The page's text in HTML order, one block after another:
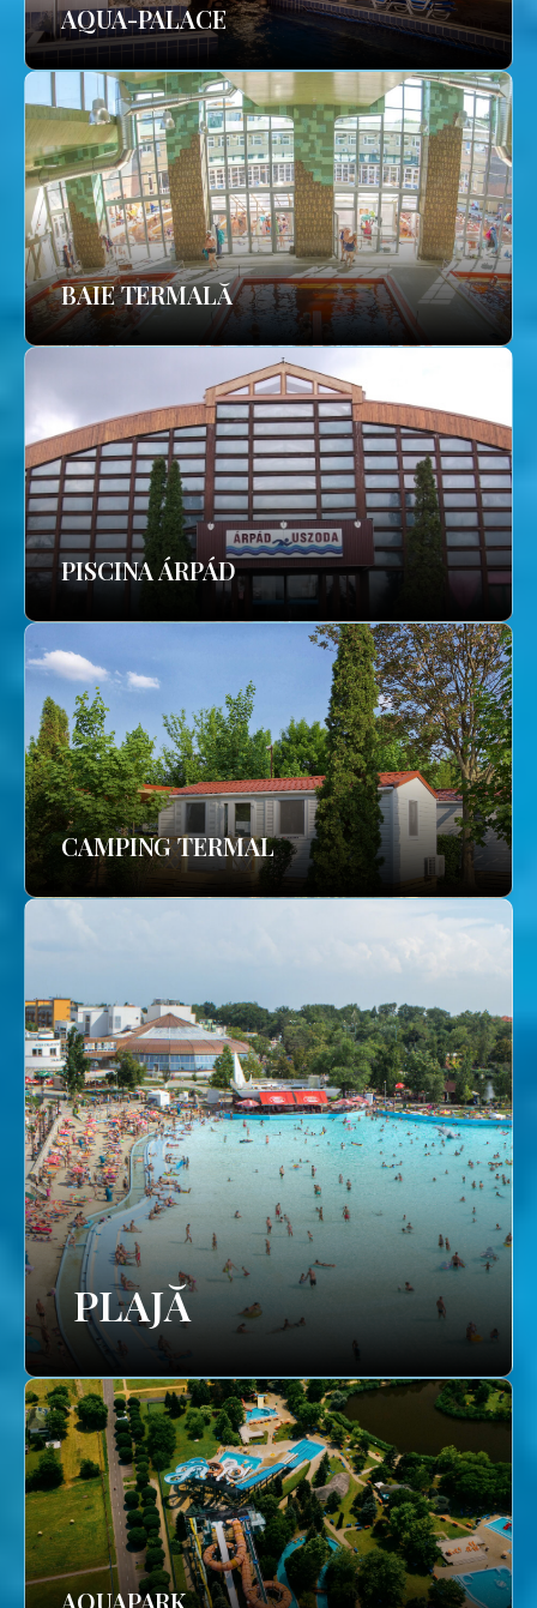
AQUA-PALACE
BAIE TERMALĂ
PISCINA ÁRPÁD
CAMPING TERMAL
PLAJĂ
AQUAPARK